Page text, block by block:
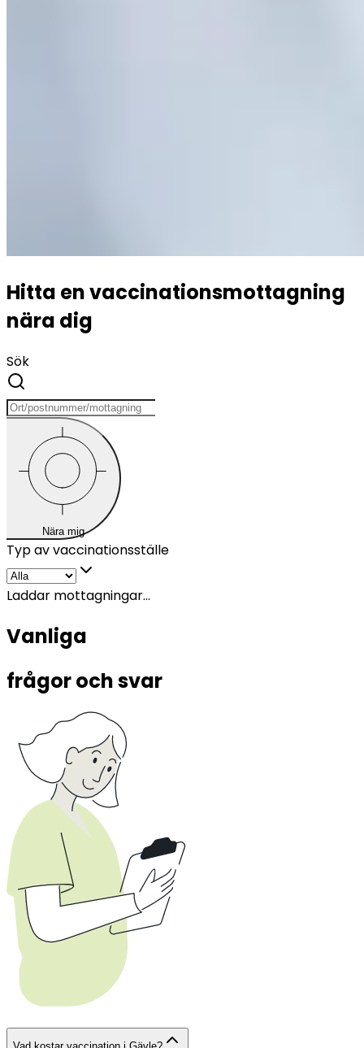
Hitta en vaccinationsmottagning
nära dig
Sök
Nära mig
Typ av vaccinationsställe
Laddar mottagningar...
Vanliga
frågor och svar
Vad kostar vaccination i Gävle?